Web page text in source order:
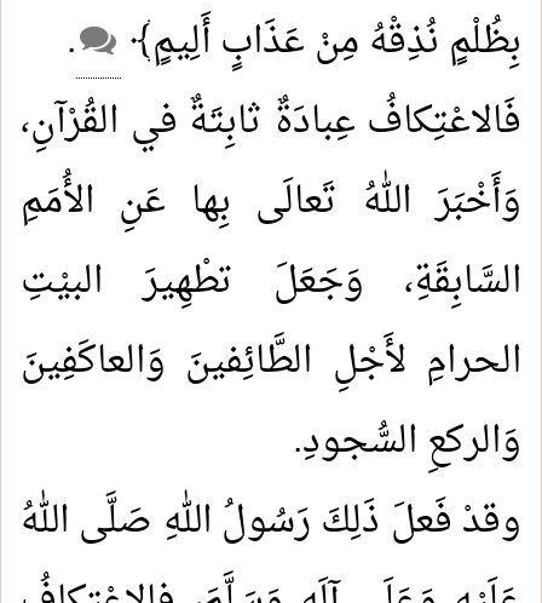
بِظُلْمٍ نُذِقْهُ مِنْ عَذَابٍ أَلِيمٍ﴾
.
فَالاعْتِكافُ عِبادَةٌ ثابِتَةٌ في القُرْآنِ،
وَأَخْبَرَ اللهُ تَعالَى بِها عَنِ الأُمَمِ
السَّابِقَةِ، وَجَعَلَ تطْهِيرَ البيْتِ
الحرامِ لأَجْلِ الطَّائِفينَ وَالعاكَفِينَ
وَالركعِ السُّجودِ.
وقدْ فَعلَ ذَلِكَ رَسُولُ اللهِ صَلَّى اللهُ